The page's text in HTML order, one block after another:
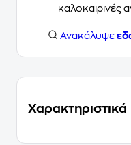
καλοκαιρινές
Ανακάλυψε
Χαρακτηριστικά